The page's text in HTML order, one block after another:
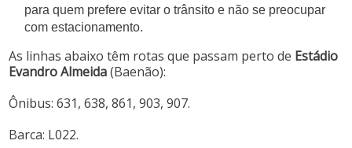
para quem prefere evitar o trânsito e não se preocupar
com estacionamento.
As linhas abaixo têm rotas que passam perto de Estádio
Evandro Almeida(Baenão):
Ônibus: 631, 638, 861, 903, 907.
Barca: L022.